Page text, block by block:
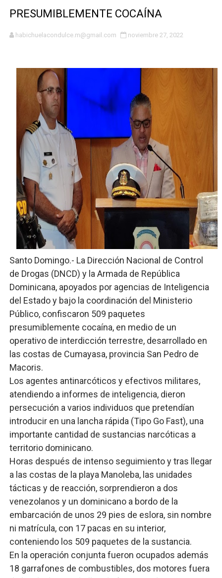
CESDN urge fortalecer el sistema eléctrico ante
Cacerolazos, gomas quemadas y bombas
Roberto Ángel Salcedo anuncia festival cultural para
Respuesta oportuna de Propeep permite a familia de
Juramentan a Angelina Biviana Riveiro como nueva
DIGEIG y Liga Municipal Dominicana impulsan metas
Tribunal Superior Administrativo anula permisos
JCE flexibiliza renovación de cédula: adiós al orden
Restaurante Amigos es reconocido por sus cuatro
Banco Popular escala 17 posiciones en los mil
SNS y el SRSO actualizan Manual de Comunicación
Osiris de León responde a Roberto Tineo y a Yeisy
DGPCF: 55 años sembrando desarrollo y
Operativo interagencial frena delitos ambientales y
PRESUMIBLEMENTE COCAÍNA
habichuelacondulce.m@gmail.com noviembre 27, 2022
Santo Domingo.- La Dirección Nacional de Control
de Drogas (DNCD) y la Armada de República
Dominicana, apoyados por agencias de Inteligencia
del Estado y bajo la coordinación del Ministerio
Público, confiscaron 509 paquetes
presumiblemente cocaína, en medio de un
operativo de interdicción terrestre, desarrollado en
las costas de Cumayasa, provincia San Pedro de
Macoris.
Los agentes antinarcóticos y efectivos militares,
atendiendo a informes de inteligencia, dieron
persecución a varios individuos que pretendían
introducir en una lancha rápida (Tipo Go Fast), una
importante cantidad de sustancias narcóticas a
territorio dominicano.
Horas después de intenso seguimiento y tras llegar
a las costas de la playa Manoleba, las unidades
tácticas y de reacción, sorprendieron a dos
venezolanos y un dominicano a bordo de la
embarcación de unos 29 pies de eslora, sin nombre
ni matrícula, con 17 pacas en su interior,
conteniendo los 509 paquetes de la sustancia.
En la operación conjunta fueron ocupados además
18 garrafones de combustibles, dos motores fuera